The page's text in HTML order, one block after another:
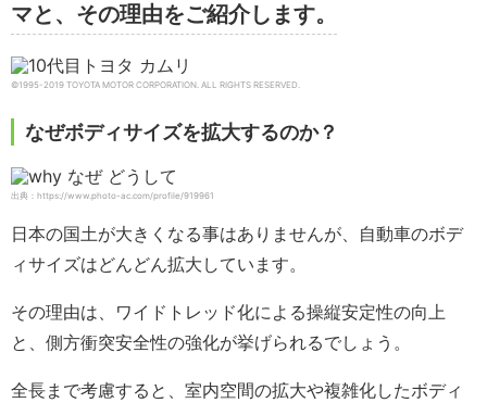
マと、その理由をご紹介します。
©1995-2019 TOYOTA MOTOR CORPORATION. ALL RIGHTS RESERVED.
なぜボディサイズを拡大するのか？
出典：https://www.photo-ac.com/profile/919961
日本の国土が大きくなる事はありませんが、自動車のボデ
ィサイズはどんどん拡大しています。
その理由は、ワイドトレッド化による操縦安定性の向上
と、側方衝突安全性の強化が挙げられるでしょう。
全長まで考慮すると、室内空間の拡大や複雑化したボディ